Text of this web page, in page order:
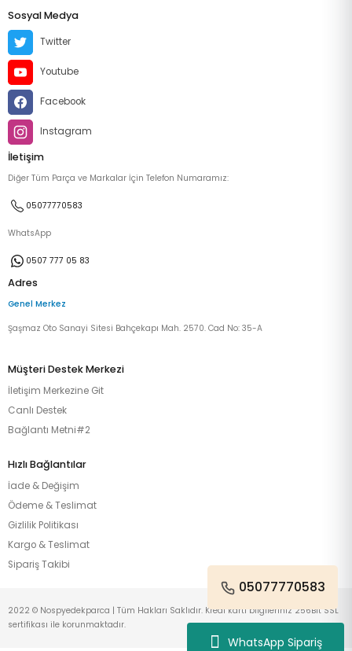
WhatsApp Sipariş
Sosyal Medya
Twitter
Youtube
Facebook
Instagram
İletişim
Diğer Tüm Parça ve Markalar İçin Telefon Numaramız:
05077770583
WhatsApp
0507 777 05 83
Adres
Genel Merkez
Şaşmaz Oto Sanayi Sitesi Bahçekapı Mah. 2570. Cad No: 35-A
Müşteri Destek Merkezi
İletişim Merkezine Git
Canlı Destek
Bağlantı Metni#2
Hızlı Bağlantılar
İade & Değişim
Ödeme & Teslimat
Gizlilik Politikası
Kargo & Teslimat
Sipariş Takibi
05077770583
2022 © Nospyedekparca | Tüm Hakları Saklıdır. Kredi kartı bilgileriniz 256Bit SSL
sertifikası ile korunmaktadır.